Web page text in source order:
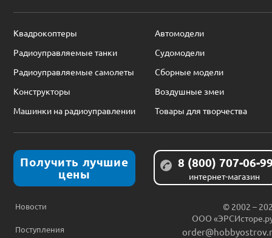
Квадрокоптеры
Автомодели
Радиоуправляемые танки
Судомодели
Радиоуправляемые самолеты
Сборные модели
Конструкторы
Воздушные змеи
Машинки на радиоуправлении
Товары для творчества
Получить лучшие
цены
8 (800) 707-06-
интернет-магазин
Новости
Поступления
© 2002 –
ООО